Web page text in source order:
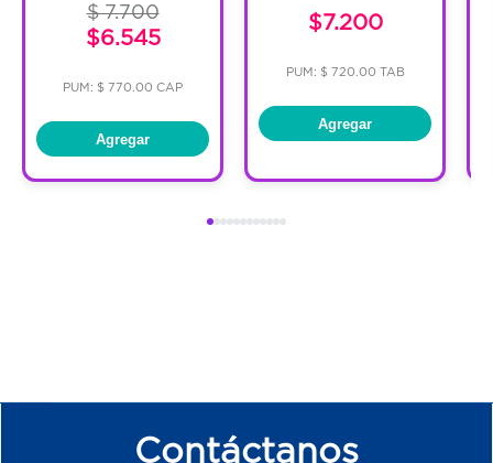
$ 7.700
$6.545
PUM: $ 770.00 CAP
Agregar
$7.200
PUM: $ 720.00 TAB
Agregar
Contáctanos